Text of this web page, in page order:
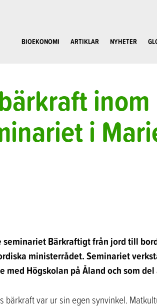
BIOEKONOMI ARTIKLAR NYHETER
inom
i
Bärkraftigt från jord till
ministerrådet. Seminariet
Högskolan på Åland och som
var ur sin egen synvinkel.